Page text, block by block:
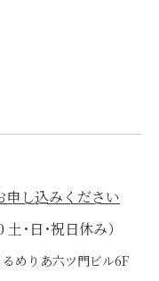
し込みください
･日･祝日休み）
めりあ六ツ門ビル6F